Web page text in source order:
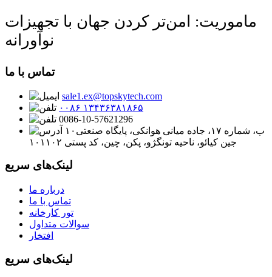
ماموریت: امن‌تر کردن جهان با تجهیزات
نوآورانه
تماس با ما
sale1.ex@topskytech.com
۰۰۸۶ ۱۳۴۳۶۳۸۱۸۶۵
0086-10-57621296
۱۰ب، شماره ۱۷، جاده میانی هوانکی، پایگاه صنعتی
جین کیائو، ناحیه تونگژو، پکن، چین، کد پستی ۱۰۱۱۰۲
لینک‌های سریع
درباره ما
تماس با ما
تور کارخانه
سوالات متداول
افتخار
لینک‌های سریع